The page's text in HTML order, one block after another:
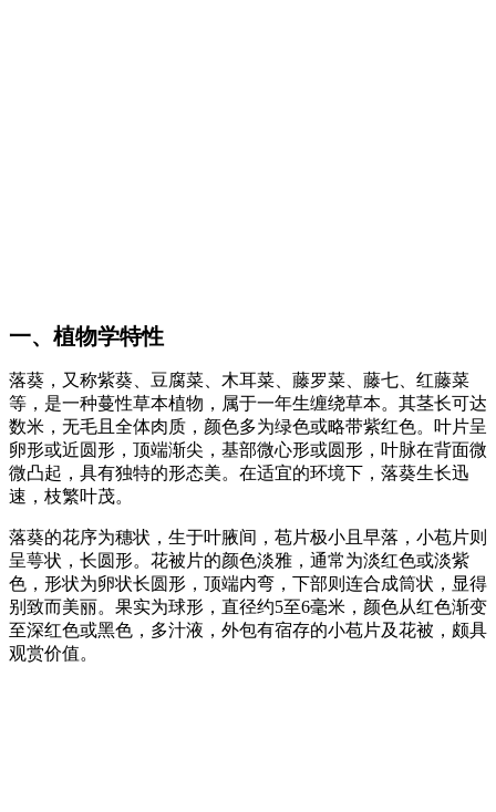
一、植物学特性
落葵，又称紫葵、豆腐菜、木耳菜、藤罗菜、藤七、红藤菜
等，是一种蔓性草本植物，属于一年生缠绕草本。其茎长可达
数米，无毛且全体肉质，颜色多为绿色或略带紫红色。叶片呈
卵形或近圆形，顶端渐尖，基部微心形或圆形，叶脉在背面微
微凸起，具有独特的形态美。在适宜的环境下，落葵生长迅
速，枝繁叶茂。
落葵的花序为穗状，生于叶腋间，苞片极小且早落，小苞片则
呈萼状，长圆形。花被片的颜色淡雅，通常为淡红色或淡紫
色，形状为卵状长圆形，顶端内弯，下部则连合成筒状，显得
别致而美丽。果实为球形，直径约5至6毫米，颜色从红色渐变
至深红色或黑色，多汁液，外包有宿存的小苞片及花被，颇具
观赏价值。